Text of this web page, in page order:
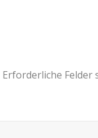
Erforderliche Felder